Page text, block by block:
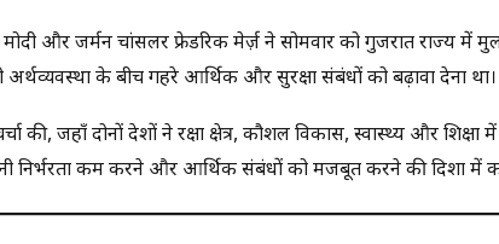
मोदी और जर्मन चांसलर फ्रेडरिक मेर्ज़ ने सोमवार को गुजरात राज्य
अर्थव्यवस्था के बीच गहरे आर्थिक और सुरक्षा संबंधों को बढ़ावा देना था।
की, जहाँ दोनों देशों ने रक्षा क्षेत्र, कौशल विकास, स्वास्थ्य और
अपनी निर्भरता कम करने और आर्थिक संबंधों को मजबूत करने की दिशा में